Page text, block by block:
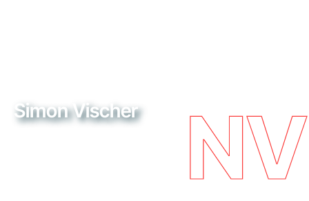
Simon Vischer NV